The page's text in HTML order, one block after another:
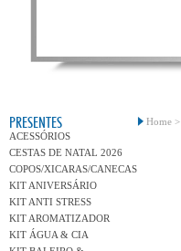
PRESENTES
ACESSÓRIOS
CESTAS DE NATAL 2026
COPOS/XICARAS/CANECAS
KIT ANIVERSÁRIO
KIT ANTI STRESS
KIT AROMATIZADOR
KIT ÁGUA & CIA
Home >